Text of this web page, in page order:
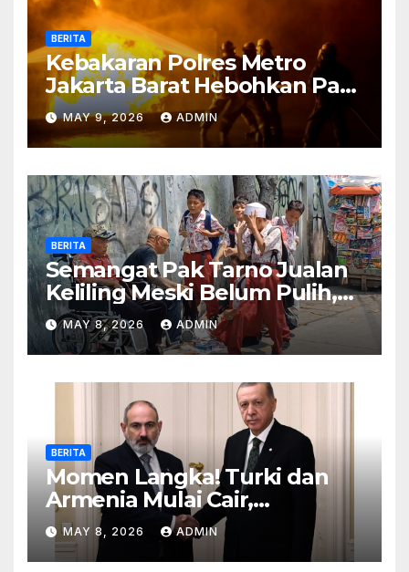
BERITA
Kebakaran Polres Metro
Jakarta Barat Hebohkan Pagi
Hari, Ini Fakta Terbarunya
MAY 9, 2026 ADMIN
BERITA
Semangat Pak Tarno Jualan
Keliling Meski Belum Pulih,
Tetap Menghibur dan Cari
Nafkah
MAY 8, 2026 ADMIN
BERITA
Momen Langka! Turki dan
Armenia Mulai Cair,
Perbatasan Siap Dibuka
MAY 8, 2026 ADMIN